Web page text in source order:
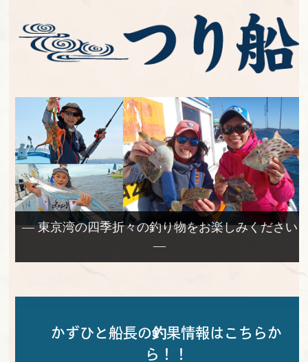
— 東京湾の四季折々の釣り物をお楽しみください
—
かずひと船長の釣果情報はこちらか
ら！！